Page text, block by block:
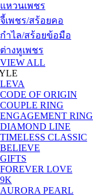
แหวนเพชร
จี้เพชร/สร้อยคอ
กำไล/สร้อยข้อมือ
ต่างหูเพชร
VIEW ALL
LEVA
CODE OF ORIGIN
COUPLE RING
ENGAGEMENT RING
DIAMOND LINE
TIMELESS CLASSIC
BELIEVE
GIFTS
FOREVER LOVE
9K
AURORA PEARL